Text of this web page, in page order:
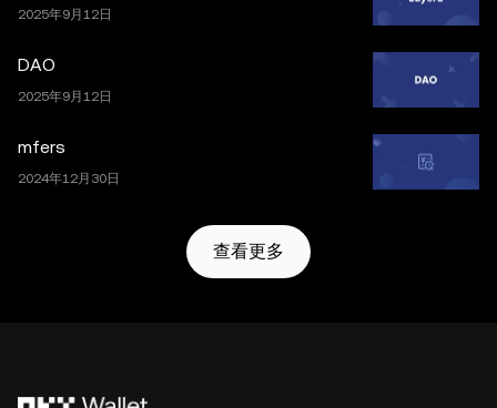
2025年9月12日
DAO
2025年9月12日
mfers
2024年12月30日
查看更多